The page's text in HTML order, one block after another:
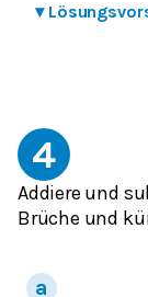
▾
4
Addiere und
Brüche und